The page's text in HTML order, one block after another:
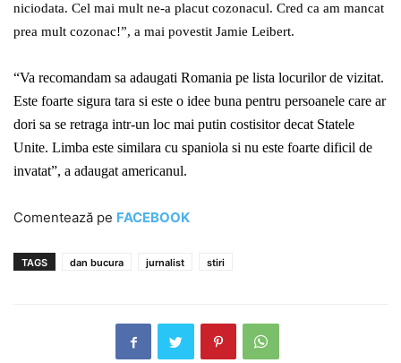
niciodata. Cel mai mult ne-a placut cozonacul. Cred ca am mancat
prea mult cozonac!”, a mai povestit Jamie Leibert.
“Va recomandam sa adaugati Romania pe lista locurilor de vizitat.
Este foarte sigura tara si este o idee buna pentru persoanele care ar
dori sa se retraga intr-un loc mai putin costisitor decat Statele
Unite. Limba este similara cu spaniola si nu este foarte dificil de
invatat”, a adaugat americanul.
Comentează pe FACEBOOK
TAGS dan bucura jurnalist stiri